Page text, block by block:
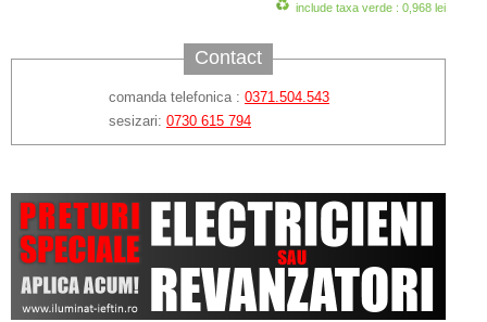
include taxa verde : 0,968 lei
Contact
comanda telefonica : 0371.504.543
sesizari: 0730 615 794